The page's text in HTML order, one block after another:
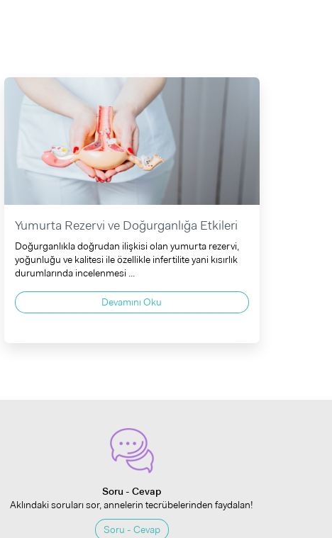
Yumurta Rezervi ve Doğurganlığa Etkileri
Doğurganlıkla doğrudan ilişkisi olan yumurta rezervi,
yoğunluğu ve kalitesi ile özellikle infertilite yani kısırlık
durumlarında incelenmesi ...
Devamını Oku
Soru - Cevap
Aklındaki soruları sor, annelerin tecrübelerinden faydalan!
Soru - Cevap